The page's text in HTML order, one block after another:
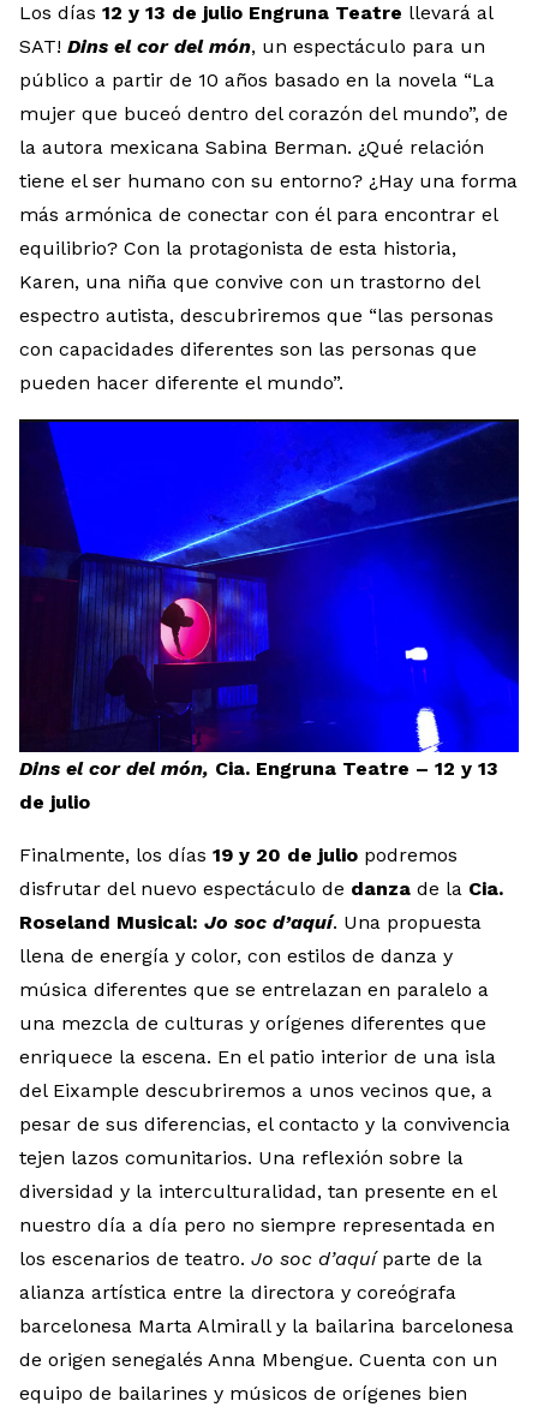
Los días 12 y 13 de julio Engruna Teatre llevará al
SAT! Dins el cor del món, un espectáculo para un
público a partir de 10 años basado en la novela “La
mujer que buceó dentro del corazón del mundo”, de
la autora mexicana Sabina Berman. ¿Qué relación
tiene el ser humano con su entorno? ¿Hay una forma
más armónica de conectar con él para encontrar el
equilibrio? Con la protagonista de esta historia,
Karen, una niña que convive con un trastorno del
espectro autista, descubriremos que “las personas
con capacidades diferentes son las personas que
pueden hacer diferente el mundo”.
Dins el cor del món, Cia. Engruna Teatre – 12 y 13
de julio
Finalmente, los días 19 y 20 de julio podremos
disfrutar del nuevo espectáculo de danza de la Cia.
Roseland Musical: Jo soc d’aquí. Una propuesta
llena de energía y color, con estilos de danza y
música diferentes que se entrelazan en paralelo a
una mezcla de culturas y orígenes diferentes que
enriquece la escena. En el patio interior de una isla
del Eixample descubriremos a unos vecinos que, a
pesar de sus diferencias, el contacto y la convivencia
tejen lazos comunitarios. Una reflexión sobre la
diversidad y la interculturalidad, tan presente en el
nuestro día a día pero no siempre representada en
los escenarios de teatro. Jo soc d’aquí parte de la
alianza artística entre la directora y coreógrafa
barcelonesa Marta Almirall y la bailarina barcelonesa
de origen senegalés Anna Mbengue. Cuenta con un
equipo de bailarines y músicos de orígenes bien